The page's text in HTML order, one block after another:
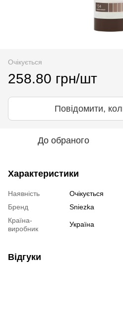
Очікується
258.80 грн/шт
Повідомити,
До обраного
Характеристики
Наявність
Очікується
Бренд
Sniezka
Країна-
виробник
Україна
Відгуки